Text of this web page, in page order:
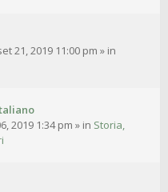
21, 2019 11:00 pm » in
2019 1:34 pm » in Storia,